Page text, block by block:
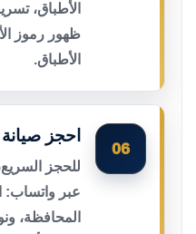
الأطباق،
ظهور رموز
الأطباق.
06
احجز
للحجز
عبر واتساب:
المحافظة،